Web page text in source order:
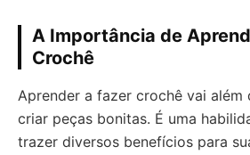
A Importância de
Crochê
Aprender a fazer crochê vai além
criar peças bonitas. É uma
trazer diversos benefícios para